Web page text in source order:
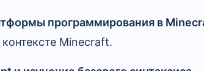
программирования в
Minecraft.